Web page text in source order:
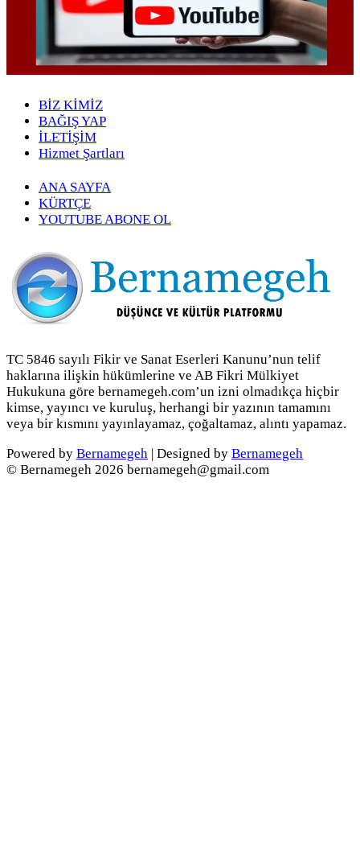
BİZ KİMİZ
BAĞIŞ YAP
İLETİŞİM
Hizmet Şartları
ANA SAYFA
KÜRTÇE
YOUTUBE ABONE OL
TC 5846 sayılı Fikir ve Sanat Eserleri Kanunu’nun telif
haklarına ilişkin hükümlerine ve AB Fikri Mülkiyet
Hukukuna göre bernamegeh.com’un izni olmadıkça hiçbir
kimse, yayıncı ve kuruluş, herhangi bir yazının tamamını
veya bir kısmını yayınlayamaz, çoğaltamaz, alıntı yapamaz.
Powered by Bernamegeh | Designed by Bernamegeh
© Bernamegeh 2026 bernamegeh@gmail.com